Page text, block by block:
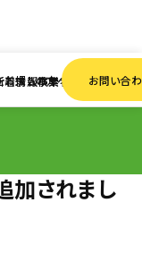
探しの方へ
着情報
求人検索事業者一覧お問い合
加されまし